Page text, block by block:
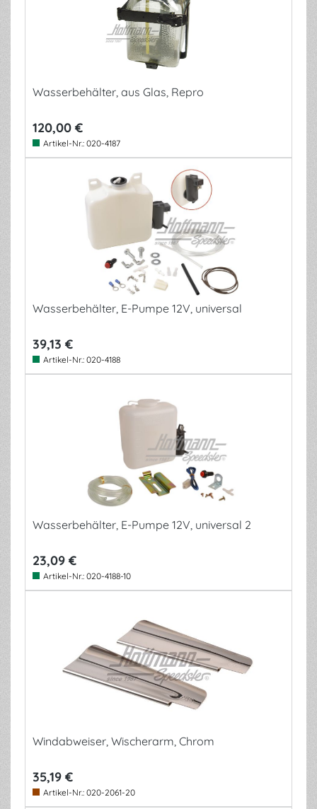
Wasserbehälter, aus Glas, Repro
120,00 €
Artikel-Nr.: 020-4187
Wasserbehälter, E-Pumpe 12V, universal
39,13 €
Artikel-Nr.: 020-4188
Wasserbehälter, E-Pumpe 12V, universal 2
23,09 €
Artikel-Nr.: 020-4188-10
Windabweiser, Wischerarm, Chrom
35,19 €
Artikel-Nr.: 020-2061-20